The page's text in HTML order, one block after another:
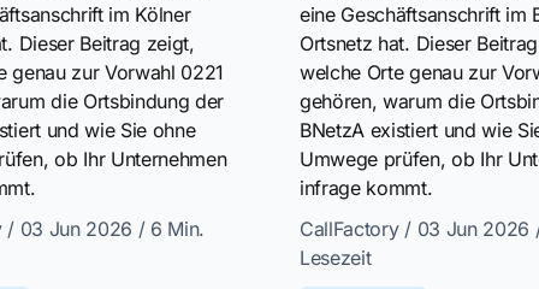
im Kölner
Dieser Beitrag zeigt,
genau zur Vorwahl 0221
die Ortsbindung der
und wie Sie ohne
ob Ihr Unternehmen
/ 03 Jun 2026 / 6 Min.
eine Geschäftsanschrift im
Ortsnetz hat. Dieser
welche Orte genau zur
gehören, warum die
BNetzA existiert und wie
Umwege prüfen, ob Ihr
infrage kommt.
CallFactory / 03 Jun 2026
Lesezeit